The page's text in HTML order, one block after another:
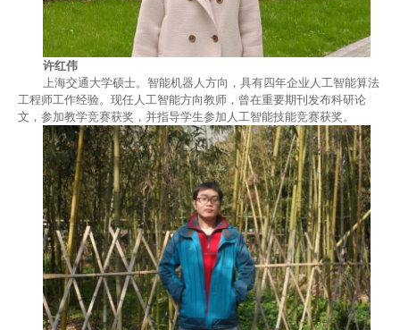
许红伟
上海交通大学硕士。 智能机器人方向， 具有四年企业人工智能算法
工程师工作经验。现任人工智能方向教师，曾在重要期刊发布科研论
文， 参加教学竞赛获奖，并指导学生参加 人工智能技能竞赛获奖 。